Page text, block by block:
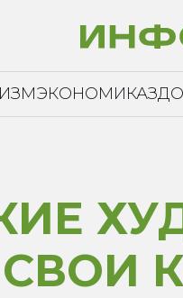
ЭКОНОМИКА